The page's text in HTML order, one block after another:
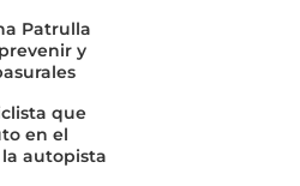
Patrulla
y
que
en el
autopista